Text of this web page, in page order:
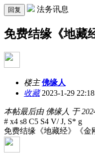
回复 法务讯息
免费结缘《地藏
楼主 佛缘人
收藏2023-1-29
本帖最后由 佛缘人 于
# x4 s8 C5 S4 V/ J, S* g
免费结缘《地藏经》《金